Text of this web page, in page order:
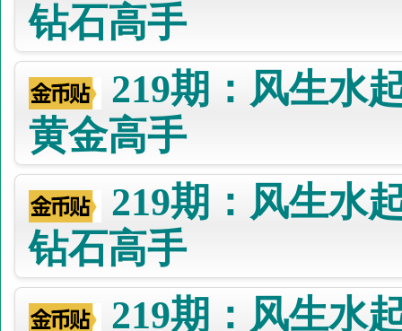
钻石高手
219期：风生水
黄金高手
219期：风生水
钻石高手
219期：风生水